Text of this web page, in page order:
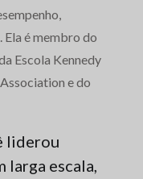
Ela é membro do
Escola Kennedy
e do
liderou
larga escala,